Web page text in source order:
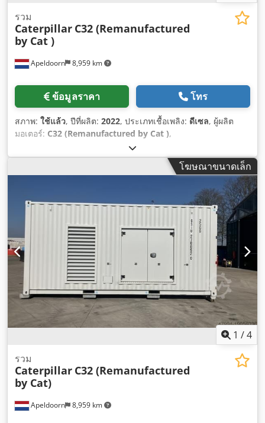
Apeldoorn 8,959 km
รวม
Caterpillar C32 (Remanufactured
by Cat )
ข้อมูลราคา โทร
สภาพ: ใช้แล้ว, ปีที่ผลิต: 2022, ประเภทเชื้อเพลิง: ดีเซล, ผู้ผลิต
มอเตอร์: C32 (Remanufactured by Cat ),
โฆษณาขนาดเล็ก
1 /4
Apeldoorn 8,959 km
รวม
Caterpillar C32 (Remanufactured
by Cat)